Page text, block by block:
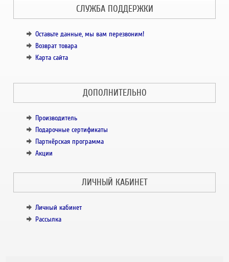
СЛУЖБА ПОДДЕРЖКИ
Оставьте данные, мы вам перезвоним!
Возврат товара
Карта сайта
ДОПОЛНИТЕЛЬНО
Производитель
Подарочные сертификаты
Партнёрская программа
Акции
ЛИЧНЫЙ КАБИНЕТ
Личный кабинет
Рассылка